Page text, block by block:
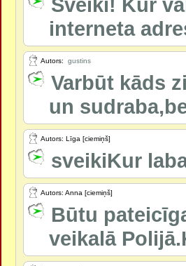
interneta
Autors: gustins
Varbūt kāds
un
Autors: Līga [ciemiņš]
sveikiKur
Autors: Anna [ciemiņš]
Būtu
veikalā